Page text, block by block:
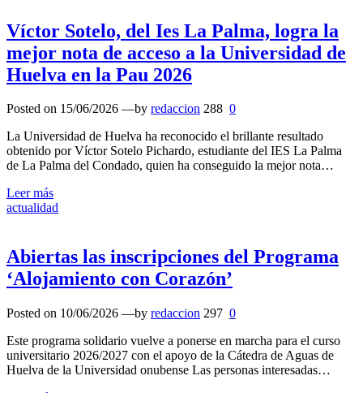
Víctor Sotelo, del Ies La Palma, logra la
mejor nota de acceso a la Universidad de
Huelva en la Pau 2026
Posted on 15/06/2026 —by redaccion 288 0
La Universidad de Huelva ha reconocido el brillante resultado
obtenido por Víctor Sotelo Pichardo, estudiante del IES La Palma
de La Palma del Condado, quien ha conseguido la mejor nota…
Leer más
actualidad
Abiertas las inscripciones del Programa
‘Alojamiento con Corazón’
Posted on 10/06/2026 —by redaccion 297 0
Este programa solidario vuelve a ponerse en marcha para el curso
universitario 2026/2027 con el apoyo de la Cátedra de Aguas de
Huelva de la Universidad onubense Las personas interesadas…